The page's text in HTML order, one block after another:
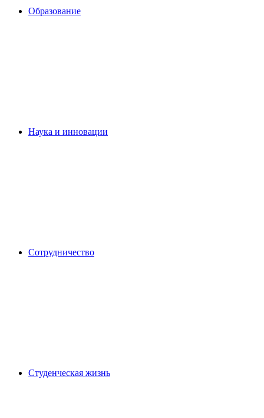
Образование
Наука и инновации
Сотрудничество
Студенческая жизнь